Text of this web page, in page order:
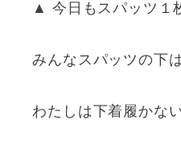
▲ 今日もスパッツ１
みんなスパッツの下
わたしは下着履かな